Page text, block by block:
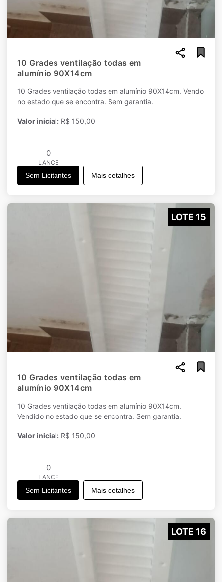
10 Grades ventilação todas em
alumínio 90X14cm
10 Grades ventilação todas em alumínio 90X14cm. Vendo
no estado que se encontra. Sem garantia.
Valor inicial: R$ 150,00
0
LANCE
Sem Licitantes Mais detalhes
LOTE 15
10 Grades ventilação todas em
alumínio 90X14cm
10 Grades ventilação todas em alumínio 90X14cm.
Vendido no estado que se encontra. Sem garantia.
Valor inicial: R$ 150,00
0
LANCE
Sem Licitantes Mais detalhes
LOTE 16